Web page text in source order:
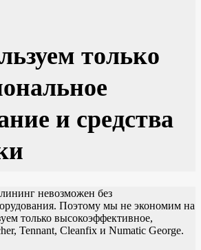
только
и средства
невозможен без
Поэтому мы не экономим на
только высокоэффективное,
Tennant, Cleanfix и Numatic George.